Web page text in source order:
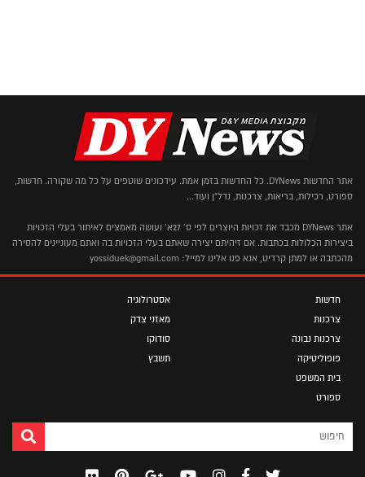
אתר החדשות DYNews. כל החדשות בזמן אמת. עידכונים שוטפים על כל מה שקורה. חדשות,
ספורט, רכילות, בריאות, צרכנות, נדל"ן ועוד...
אתר DYNews מכבד את זכויות היוצרים לפי ס' 27א' ועושה מאמצים לאיתור בעלי הזכויות
ביצירות הכלולות בכתבות. אם זיהיתם יצירה שאתם בעלי הזכויות בה ואתם מעוניינים להסירה
מהכתבה או למתן קרדיט, אנא פנו אלינו למייל: yossiduek@gmail.com
חדשות
צרכנות
צרכנות נבונה
פופוליטיקה
בית המשפט
ספורט
אסטרולוגיה
מאזני צדק
סודוקו
תשבץ